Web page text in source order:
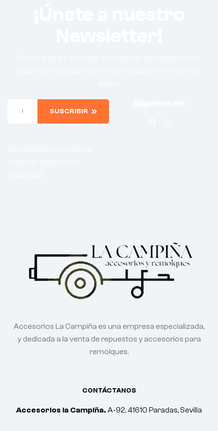
SUSCRIBIR
CONTÁCTANOS
Accesorios la Campiña. A-92, 41610 Paradas, Sevilla
Accesorios La Campiña es una empresa especializada,
y dedicada a la venta de repuestos y accesorios para
remolques.